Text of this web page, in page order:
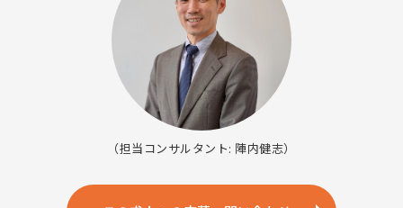
（担当コンサルタント: 陣内健志）